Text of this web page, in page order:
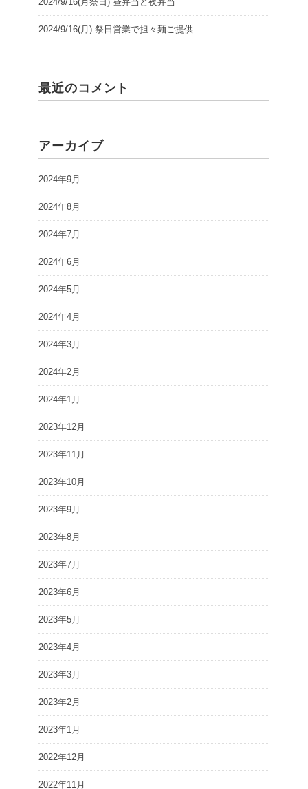
2024/9/16(月) 祭日営業で担々麺ご提供
最近のコメント
アーカイブ
2024年9月
2024年8月
2024年7月
2024年6月
2024年5月
2024年4月
2024年3月
2024年2月
2024年1月
2023年12月
2023年11月
2023年10月
2023年9月
2023年8月
2023年7月
2023年6月
2023年5月
2023年4月
2023年3月
2023年2月
2023年1月
2022年12月
2022年11月